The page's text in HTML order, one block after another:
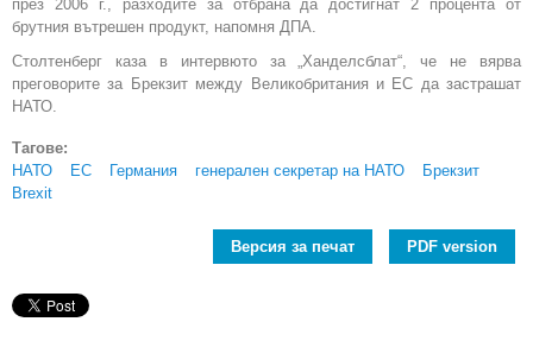
през 2006 г., разходите за отбрана да достигнат 2 процента от
брутния вътрешен продукт, напомня ДПА.
Столтенберг каза в интервюто за „Ханделсблат“, че не вярва
преговорите за Брекзит между Великобритания и ЕС да застрашат
НАТО.
Тагове:
НАТО
ЕС Германия генерален секретар на НАТО
Брекзит
Brexit
Версия за печат PDF version